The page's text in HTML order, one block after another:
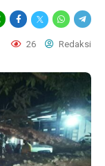
26 Redaksi